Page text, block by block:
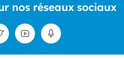
nos réseaux sociaux